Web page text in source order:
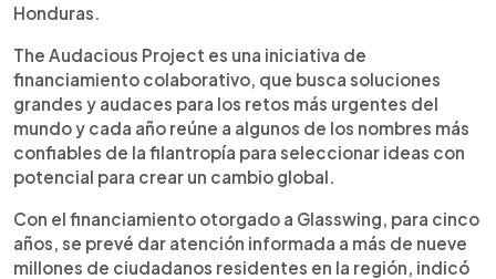
Honduras.
The Audacious Project es una iniciativa de
financiamiento colaborativo, que busca soluciones
grandes y audaces para los retos más urgentes del
mundo y cada año reúne a algunos de los nombres más
confiables de la filantropía para seleccionar ideas con
potencial para crear un cambio global.
Con el financiamiento otorgado a Glasswing, para cinco
años, se prevé dar atención informada a más de nueve
millones de ciudadanos residentes en la región, indicó